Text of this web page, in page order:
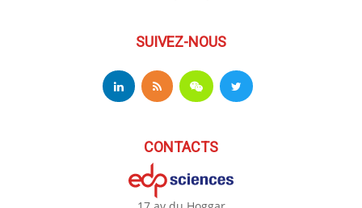
SUIVEZ-NOUS
CONTACTS